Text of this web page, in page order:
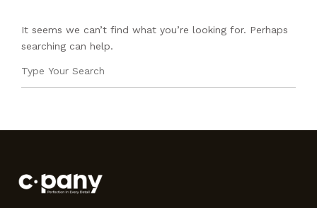
It seems we can’t find what you’re looking for. Perhaps
searching can help.